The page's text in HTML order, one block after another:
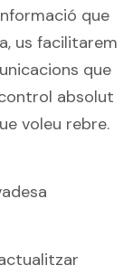
que
us facilitarem
que
absolut
voleu rebre.